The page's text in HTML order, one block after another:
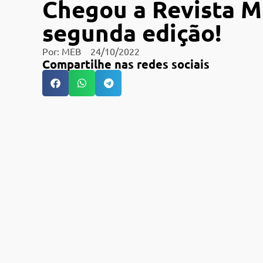
Chegou a Revista
segunda edição!
Por: MEB 24/10/2022
Compartilhe nas redes sociais